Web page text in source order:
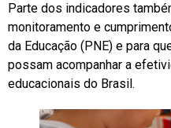
Parte dos indicadores
monitoramento e
da Educação (PNE) e para
possam acompanhar a
educacionais do Brasil.